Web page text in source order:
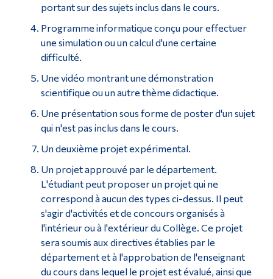
portant sur des sujets inclus dans le cours.
Programme informatique conçu pour effectuer
une simulation ou un calcul d'une certaine
difficulté.
Une vidéo montrant une démonstration
scientifique ou un autre thème didactique.
Une présentation sous forme de poster d'un sujet
qui n'est pas inclus dans le cours.
Un deuxième projet expérimental.
Un projet approuvé par le département.
L'étudiant peut proposer un projet qui ne
correspond à aucun des types ci-dessus. Il peut
s'agir d'activités et de concours organisés à
l'intérieur ou à l'extérieur du Collège. Ce projet
sera soumis aux directives établies par le
département et à l'approbation de l'enseignant
du cours dans lequel le projet est évalué, ainsi que